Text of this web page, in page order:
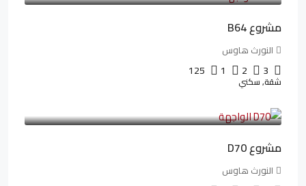
مشروع B64
النورث هاوس
3
2
1
125
شقة, سكني
3,510,800LE
مشروع D70
النورث هاوس